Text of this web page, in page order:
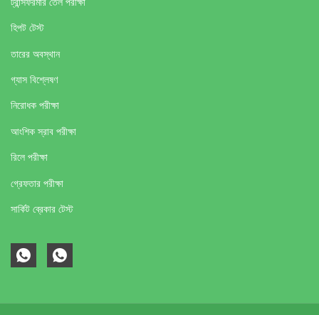
হিপট টেস্ট
তারের অবস্থান
গ্যাস বিশ্লেষণ
নিরোধক পরীক্ষা
আংশিক স্রাব পরীক্ষা
রিলে পরীক্ষা
গ্রেফতার পরীক্ষা
সার্কিট ব্রেকার টেস্ট